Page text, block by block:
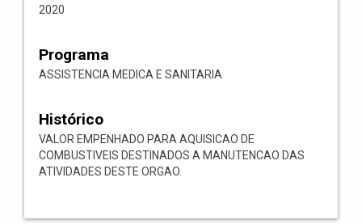
2020
Programa
ASSISTENCIA MEDICA E SANITARIA
Histórico
VALOR EMPENHADO PARA AQUISICAO DE
COMBUSTIVEIS DESTINADOS A MANUTENCAO DAS
ATIVIDADES DESTE ORGAO.